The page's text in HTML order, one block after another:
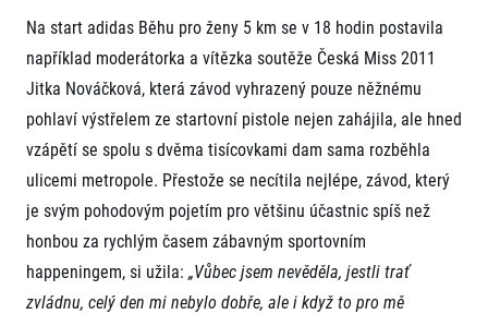
Mobilní aplikace RunCzech
Stáhněte si mobilní aplikaci RunCzech.
Historie
Dobrovolníci
Dárkové poukazy
Šablony k dárkovému poukazu ke stažení
Aktuality
Akreditace a vše k závodům
Tiskové zprávy
Poznámky pro editory
Magazíny
Kariéra
All Runners Are Beautiful
RunCzech Racing
Ekofilozofie
Running Mall
Vítejte v Running Mall
Kalendář
Individuální trénink
Skupinové tréninky
Masáže
Na start adidas Běhu pro ženy 5 km se v 18 hodin postavila
například moderátorka a vítězka soutěže Česká Miss 2011
Jitka Nováčková, která závod vyhrazený pouze něžnému
pohlaví výstřelem ze startovní pistole nejen zahájila, ale hned
vzápětí se spolu s dvěma tisícovkami dam sama rozběhla
ulicemi metropole. Přestože se necítila nejlépe, závod, který
je svým pohodovým pojetím pro většinu účastnic spíš než
honbou za rychlým časem zábavným sportovním
happeningem, si užila: „Vůbec jsem nevěděla, jestli trať
zvládnu, celý den mi nebylo dobře, ale i když to pro mě